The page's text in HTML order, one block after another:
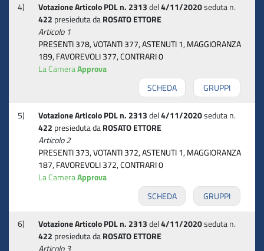
4) Votazione Articolo PDL n. 2313del4/11/2020seduta n.
422 presieduta daROSATO ETTORE
Articolo 1
PRESENTI 378, VOTANTI 377, ASTENUTI 1, MAGGIORANZA
189, FAVOREVOLI 377, CONTRARI 0
La CameraApprova
SCHEDA
GRUPPI
5) Votazione Articolo PDL n. 2313del4/11/2020seduta n.
422 presieduta daROSATO ETTORE
Articolo 2
PRESENTI 373, VOTANTI 372, ASTENUTI 1, MAGGIORANZA
187, FAVOREVOLI 372, CONTRARI 0
La CameraApprova
SCHEDA
GRUPPI
6) Votazione Articolo PDL n. 2313del4/11/2020seduta n.
422 presieduta daROSATO ETTORE
Articolo 3